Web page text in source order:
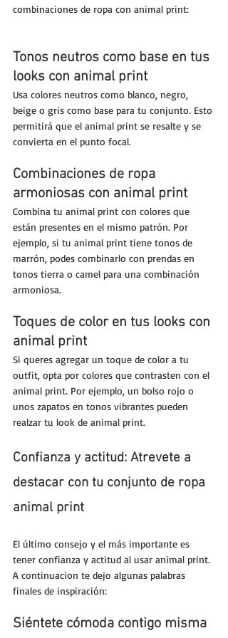
combinaciones de ropa con animal print:
Tonos neutros como base en tus
looks con animal print
Usa colores neutros como blanco, negro,
beige o gris como base para tu conjunto. Esto
permitirá que el animal print se resalte y se
convierta en el punto focal.
Combinaciones de ropa
armoniosas con animal print
Combina tu animal print con colores que
están presentes en el mismo patrón. Por
ejemplo, si tu animal print tiene tonos de
marrón, podes combinarlo con prendas en
tonos tierra o camel para una combinación
armoniosa.
Toques de color en tus looks con
animal print
Si queres agregar un toque de color a tu
outfit, opta por colores que contrasten con el
animal print. Por ejemplo, un bolso rojo o
unos zapatos en tonos vibrantes pueden
realzar tu look de animal print.
Confianza y actitud: Atrevete a
destacar con tu conjunto de ropa
animal print
El último consejo y el más importante es
tener confianza y actitud al usar animal print.
A continuacion te dejo algunas palabras
finales de inspiración:
Siéntete cómoda contigo misma